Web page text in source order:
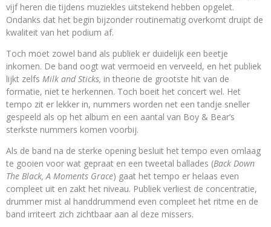
vijf heren die tijdens muziekles uitstekend hebben opgelet.
Ondanks dat het begin bijzonder routinematig overkomt druipt de
kwaliteit van het podium af.
Toch moet zowel band als publiek er duidelijk een beetje
inkomen. De band oogt wat vermoeid en verveeld, en het publiek
lijkt zelfs Milk and Sticks, in theorie de grootste hit van de
formatie, niet te herkennen. Toch boeit het concert wel. Het
tempo zit er lekker in, nummers worden net een tandje sneller
gespeeld als op het album en een aantal van Boy & Bear’s
sterkste nummers komen voorbij.
Als de band na de sterke opening besluit het tempo even omlaag
te gooien voor wat gepraat en een tweetal ballades (Back Down
The Black, A Moments Grace) gaat het tempo er helaas even
compleet uit en zakt het niveau. Publiek verliest de concentratie,
drummer mist al handdrummend even compleet het ritme en de
band irriteert zich zichtbaar aan al deze missers.